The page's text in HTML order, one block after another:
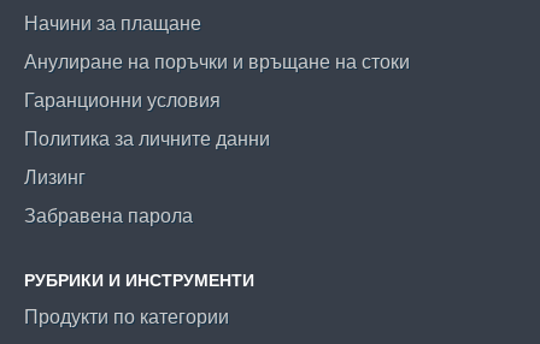
Начини за плащане
Анулиране на поръчки и връщане на стоки
Гаранционни условия
Политика за личните данни
Лизинг
Забравена парола
РУБРИКИ И ИНСТРУМЕНТИ
Продукти по категории